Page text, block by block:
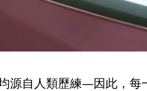
源自人類歷練—因此，每